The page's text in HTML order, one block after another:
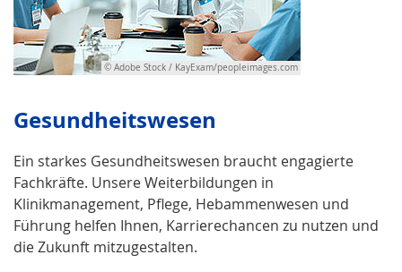
© Adobe Stock / KayExam/peopleimages.com
Gesundheits­wesen
Ein starkes Gesundheitswesen braucht engagierte
Fachkräfte. Unsere Weiterbildungen in
Klinikmanagement, Pflege, Hebammenwesen und
Führung helfen Ihnen, Karrierechancen zu nutzen und
die Zukunft mitzugestalten.